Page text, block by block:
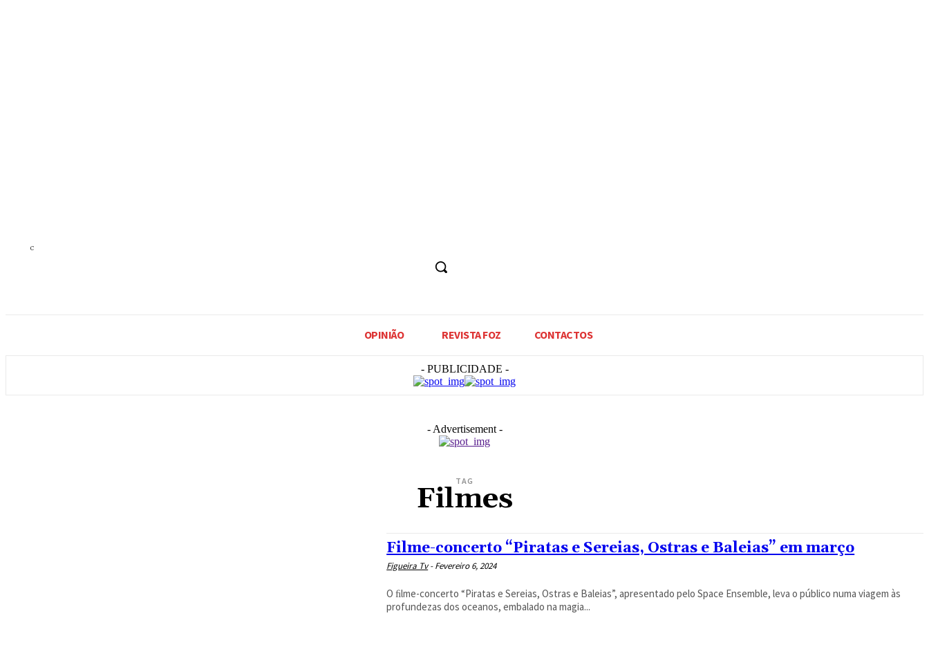
C
OPINIÃO REVISTA FOZ CONTACTOS
- PUBLICIDADE -
- Advertisement -
TAG
Filmes
Filme-concerto “Piratas e Sereias, Ostras e Baleias” em março
Figueira Tv - Fevereiro 6, 2024
O ﬁlme-concerto “Piratas e Sereias, Ostras e Baleias”, apresentado pelo Space Ensemble, leva o público numa viagem às
profundezas dos oceanos, embalado na magia...